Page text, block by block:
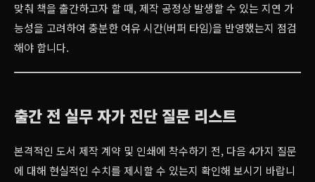
맞춰 책을 출간하고자 할 때, 제작 공정상 발생할 수 있는 지연 가
능성을 고려하여 충분한 여유 시간(버퍼 타임)을 반영했는지 점검
해야 합니다.
출간 전 실무 자가 진단 질문 리스트
본격적인 도서 제작 계약 및 인쇄에 착수하기 전, 다음 4가지 질문
에 대해 현실적인 수치를 제시할 수 있는지 확인해 보시기 바랍니